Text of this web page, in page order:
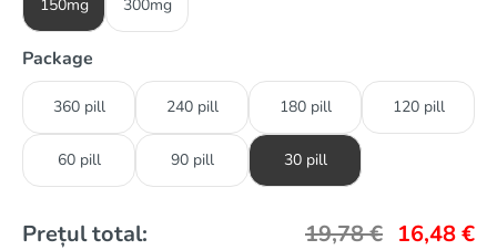
150mg 300mg
Package
360 pill 240 pill 180 pill 120 pill
60 pill 90 pill 30 pill
Prețul total: 19,78€ 16,48€